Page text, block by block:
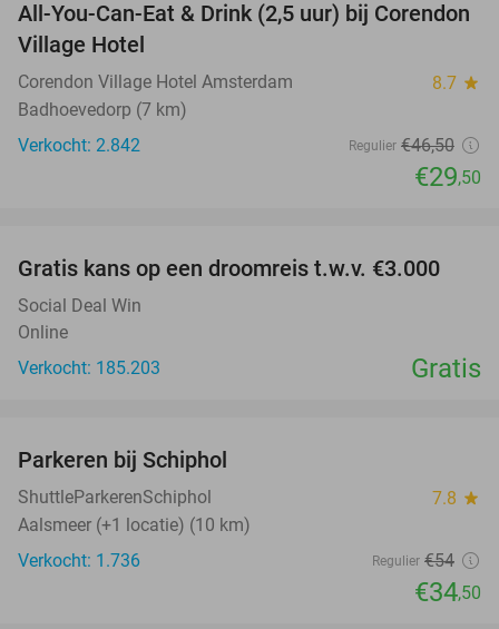
37%
All-You-Can-Eat & Drink (2,5 uur) bij Corendon
Village Hotel
Corendon Village Hotel Amsterdam 8.7 star
Badhoevedorp (7 km)
Verkocht: 2.842
Regulier €46,50
€29,50
Gratis kans op een droomreis t.w.v. €3.000
Social Deal Win
Online
Verkocht: 185.203
Gratis
Parkeren bij Schiphol
ShuttleParkerenSchiphol 7.8 star
Aalsmeer (+1 locatie) (10 km)
Verkocht: 1.736
Regulier €54
€34,50